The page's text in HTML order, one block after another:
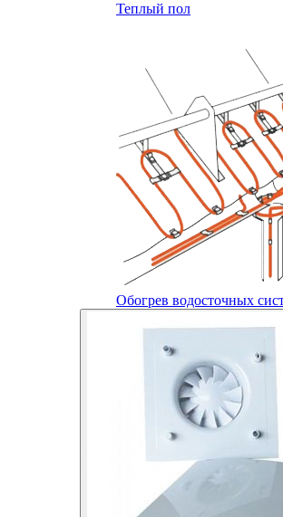
Теплый пол
Обогрев водосточных